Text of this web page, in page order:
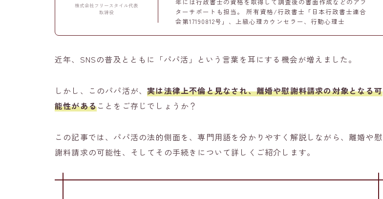
株式会社フリースタイル代表
取締役
ターサポートも担当。 所有資格/行政書士「日本行政書士連合
会第17190812号」、上級心理カウンセラー、行動心理士
近年、SNSの普及とともに「パパ活」という言葉を耳にする機会が増えました。
しかし、このパパ活が、実は法律上不倫と見なされ、離婚や慰謝料請求の対象となる可
能性があることをご存じでしょうか？
この記事では、パパ活の法的側面を、専門用語を分かりやすく解説しながら、離婚や慰
謝料請求の可能性、そしてその手続きについて詳しくご紹介します。